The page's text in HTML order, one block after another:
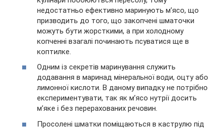
недостатньо ефективно маринують м’ясо, що
призводить до того, що закопчені шматочки
можуть бути жорсткими, а при холодному
копченні взагалі починають псуватися ще в
коптилке.
Одним із секретів маринування служить
додавання в маринад мінеральної води, оцту або
лимонної кислоти. В даному випадку не потрібно
експериментувати, так як м’ясо нутрії досить
м’яке і без перерахованих речовин.
Просолені шматки поміщаються в каструлю під